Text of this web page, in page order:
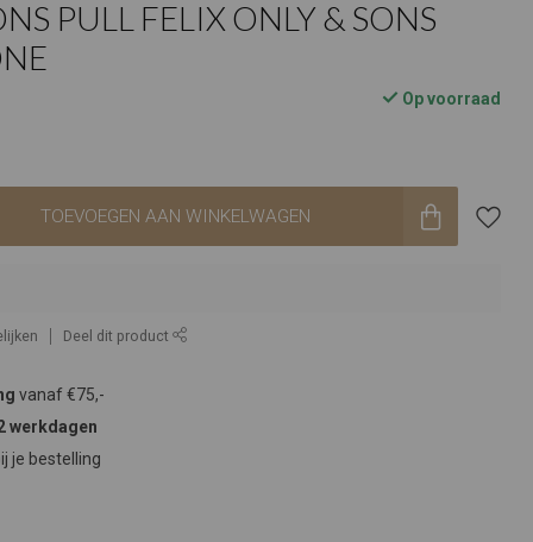
PULL FELIX ONLY & SONS
Op voorraad
TOEVOEGEN AAN WINKELWAGEN
Deel dit product
vanaf €75,-
werkdagen
je bestelling